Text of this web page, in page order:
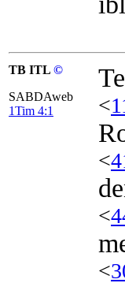
TB ITL ©
SABDAweb
1Tim 4:1
<
<
<
<